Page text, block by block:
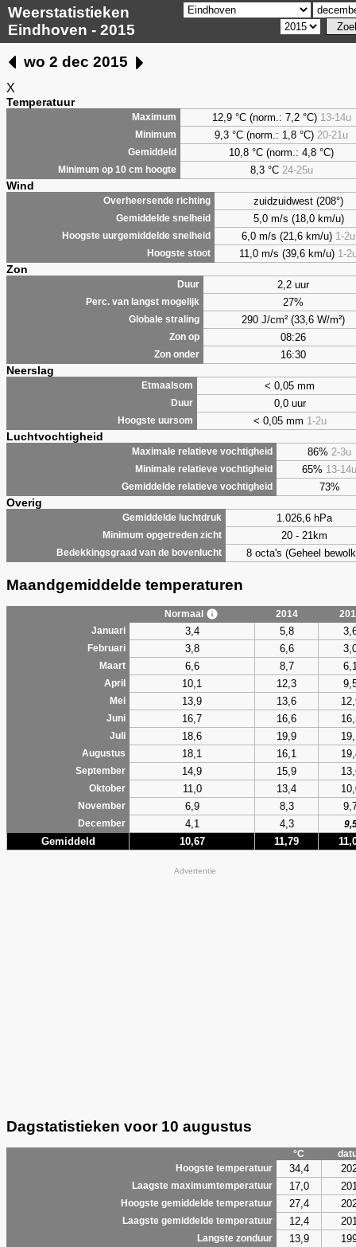
Weerstatistieken
Eindhoven - 2015
wo 2 dec 2015
X
Temperatuur
Maximum 12,9 °C (norm.: 7,2 °C) 13-14u
Minimum 9,3 °C (norm.: 1,8 °C) 20-21u
Gemiddeld 10,8 °C (norm.: 4,8 °C)
Minimum op 10 cm hoogte 8,3°C 24-25u
Wind
Overheersende richting zuidzuidwest (208°)
Gemiddelde snelheid 5,0 m/s (18,0 km/u)
Hoogste uurgemiddelde snelheid 6,0 m/s (21,6 km/u) 1-2u
Hoogste stoot 11,0 m/s (39,6 km/u) 1-
Zon
Duur 2,2 uur
Perc. van langst mogelijk 27%
Globale straling 290 J/cm² (33,6 W/m²)
Zon op 08:26
Zon onder 16:30
Neerslag
Etmaalsom < 0,05 mm
Duur 0,0 uur
Hoogste uursom < 0,05 mm 1-2u
Luchtvochtigheid
Maximale relatieve vochtigheid 86% 2-3u
Minimale relatieve vochtigheid 65% 13-14u
Gemiddelde relatieve vochtigheid 73%
Overig
Gemiddelde luchtdruk 1.026,6 hPa
Minimum opgetreden zicht 20 - 21km
Bedekkingsgraad van de bovenlucht 8 octa's (Geheel
Maandgemiddelde temperaturen
Normaal 2014
Januari
3,4 5,8
Februari 3,8 6,6
Maart 6,6 8,7
April 10,1 12,3
Mei 13,9 13,6
Juni 16,7 16,6
Juli 18,6 19,9
Augustus 18,1 16,1
September 14,9 15,9
Oktober 11,0 13,4
November 6,9 8,3
December 4,1 4,3
Gemiddeld 10,67 11,79
Advertentie
Dagstatistieken voor 10 augustus
°C
Hoogste temperatuur
34,4
Laagste maximumtemperatuur 17,0
Hoogste gemiddelde temperatuur 27,4
Laagste gemiddelde temperatuur 12,4
Langste zonduur 13,9